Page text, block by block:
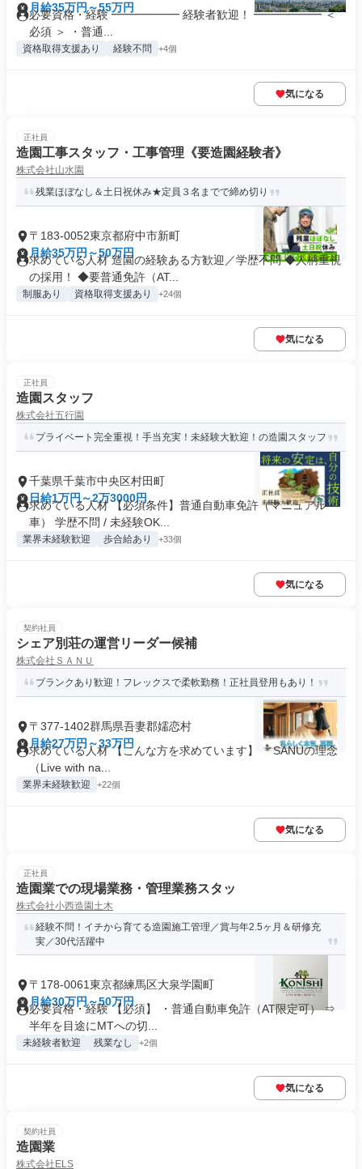
月給35万円～55万円
必要資格・経験 ━━━━━━ 経験者歓迎！ ━━━━━━ ＜
必須 ＞ ・普通...
資格取得支援あり 経験不問 +4個
気になる
正社員
造園工事スタッフ・工事管理《要造園経験者》
株式会社山水園
残業ほぼなし＆土日祝休み★定員３名までで締め切り
〒183-0052東京都府中市新町
月給35万円～50万円
求めている人材 造園の経験ある方歓迎／学歴不問 ◆人柄重視
の採用！ ◆要普通免許（AT...
制服あり 資格取得支援あり +24個
気になる
正社員
造園スタッフ
株式会社五行園
プライベート完全重視！手当充実！未経験大歓迎！の造園スタッフ
千葉県千葉市中央区村田町
日給1万円～2万3000円
求めている人材 【必須条件】普通自動車免許（マニュアル
車） 学歴不問 / 未経験OK...
業界未経験歓迎 歩合給あり +33個
気になる
契約社員
シェア別荘の運営リーダー候補
株式会社ＳＡＮＵ
ブランクあり歓迎！フレックスで柔軟勤務！正社員登用もあり！
〒377-1402群馬県吾妻郡嬬恋村
月給27万円～33万円
求めている人材 【こんな方を求めています】 ＊SANUの理念
（Live with na...
業界未経験歓迎 +22個
気になる
正社員
造園業での現場業務・管理業務スタッ
株式会社小西造園土木
経験不問！イチから育てる造園施工管理／賞与年2.5ヶ月＆研修充
実／30代活躍中
〒178-0061東京都練馬区大泉学園町
月給30万円～50万円
必要資格・経験 【必須】 ・普通自動車免許（AT限定可） ⇒
半年を目途にMTへの切...
未経験者歓迎 残業なし +2個
気になる
契約社員
造園業
株式会社ELS